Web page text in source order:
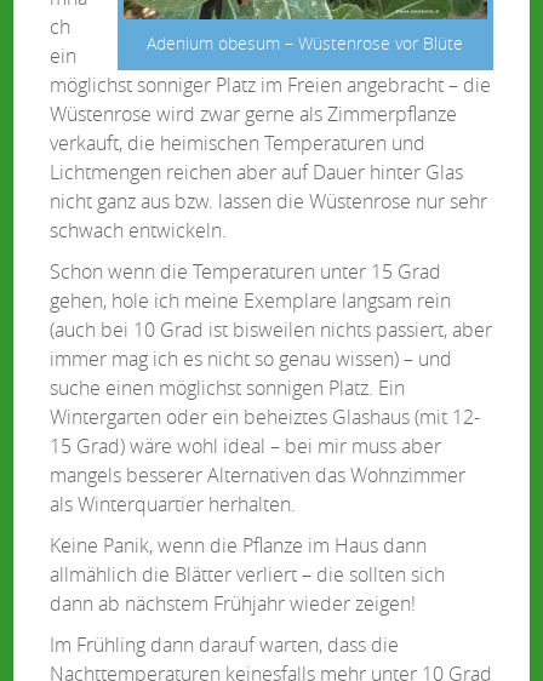
Adenium obesum – Wüstenrose vor Blüte
ch
ein
möglichst sonniger Platz im Freien angebracht – die
Wüstenrose wird zwar gerne als Zimmerpflanze
verkauft, die heimischen Temperaturen und
Lichtmengen reichen aber auf Dauer hinter Glas
nicht ganz aus bzw. lassen die Wüstenrose nur sehr
schwach entwickeln.
Schon wenn die Temperaturen unter 15 Grad
gehen, hole ich meine Exemplare langsam rein
(auch bei 10 Grad ist bisweilen nichts passiert, aber
immer mag ich es nicht so genau wissen) – und
suche einen möglichst sonnigen Platz. Ein
Wintergarten oder ein beheiztes Glashaus (mit 12-
15 Grad) wäre wohl ideal – bei mir muss aber
mangels besserer Alternativen das Wohnzimmer
als Winterquartier herhalten.
Keine Panik, wenn die Pflanze im Haus dann
allmählich die Blätter verliert – die sollten sich
dann ab nächstem Frühjahr wieder zeigen!
Im Frühling dann darauf warten, dass die
Nachttemperaturen keinesfalls mehr unter 10 Grad